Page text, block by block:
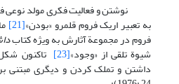
نوشتن و فعالیت فکری مولد نوعی
به تعبیر اریک فروم قلمرو «بودن»[21]
فروم در مجموعة آثارش به ویژه کتاب
شیوة تلقی از «وجود»[23] تاکنون